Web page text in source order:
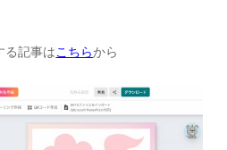
る記事はこちらから